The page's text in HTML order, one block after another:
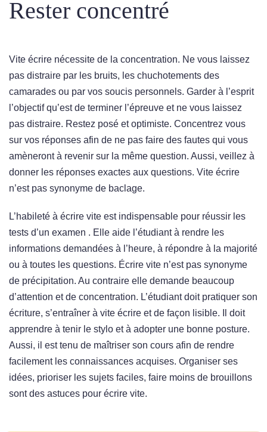
Rester concentré
Vite écrire nécessite de la concentration. Ne vous laissez
pas distraire par les bruits, les chuchotements des
camarades ou par vos soucis personnels. Garder à l’esprit
l’objectif qu’est de terminer l’épreuve et ne vous laissez
pas distraire. Restez posé et optimiste. Concentrez vous
sur vos réponses afin de ne pas faire des fautes qui vous
amèneront à revenir sur la même question. Aussi, veillez à
donner les réponses exactes aux questions. Vite écrire
n’est pas synonyme de baclage.
L’habileté à écrire vite est indispensable pour réussir les
tests d’un examen . Elle aide l’étudiant à rendre les
informations demandées à l’heure, à répondre à la majorité
ou à toutes les questions. Écrire vite n’est pas synonyme
de précipitation. Au contraire elle demande beaucoup
d’attention et de concentration. L’étudiant doit pratiquer son
écriture, s’entraîner à vite écrire et de façon lisible. Il doit
apprendre à tenir le stylo et à adopter une bonne posture.
Aussi, il est tenu de maîtriser son cours afin de rendre
facilement les connaissances acquises. Organiser ses
idées, prioriser les sujets faciles, faire moins de brouillons
sont des astuces pour écrire vite.